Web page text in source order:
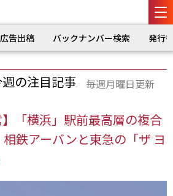
広告出稿 バックナンバー検索 発行
の注目記事 毎週月曜日更新
】「横浜」駅前最高層の複合
鉄アーバンと東急の「ザ ヨ